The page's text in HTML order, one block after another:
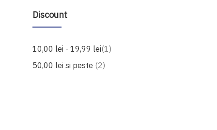
Discount
10,00 lei -19,99 lei 1produs
50,00 lei si peste 2produse